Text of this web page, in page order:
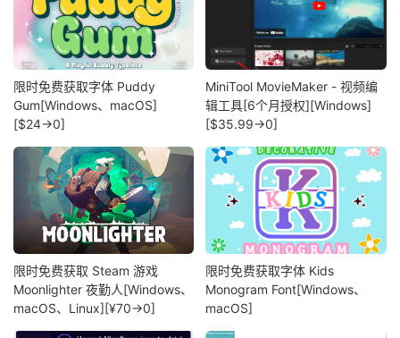
限时免费获取字体 Puddy
Gum[Windows、macOS]
[$24→0]
MiniTool MovieMaker - 视频编
辑工具[6个月授权][Windows]
[$35.99→0]
限时免费获取 Steam 游戏
Moonlighter 夜勤人[Windows、
macOS、Linux][¥70→0]
限时免费获取字体 Kids
Monogram Font[Windows、
macOS]